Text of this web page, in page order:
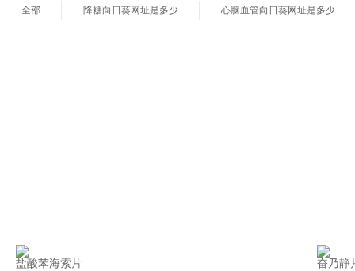
全部 降糖向日葵网址是多少 心脑血管向日葵网址是多少
盐酸苯海索片 奋乃静